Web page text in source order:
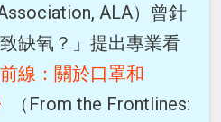
ALA）曾針
缺氧？」提出專業看
前線：關於口罩和
（From the Frontlines: